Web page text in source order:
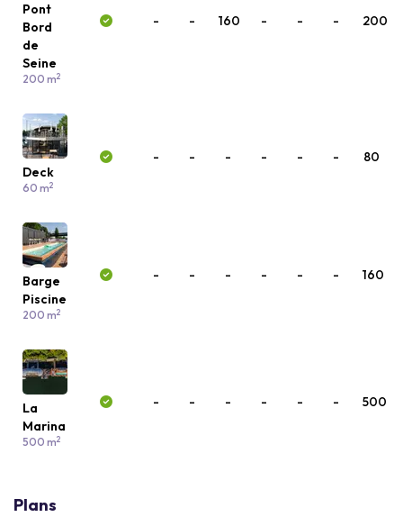
Pont
Bord
de
Seine
200 m2
- - 160 - - - 200
Deck
60 m2
- - - - - - 80
Barge
Piscine
200 m2
- - - - - - 160
La
Marina
500 m2
- - - - - - 500
Plans